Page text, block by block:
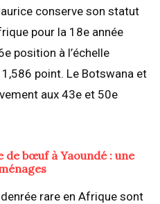
conserve son statut
pour la 18e année
position à l’échelle
point. Le Botswana et
aux 43e et 50e
de bœuf à Yaoundé : une
rare en Afrique sont